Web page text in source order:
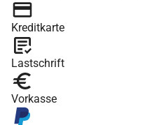
Kreditkarte
Lastschrift
Vorkasse